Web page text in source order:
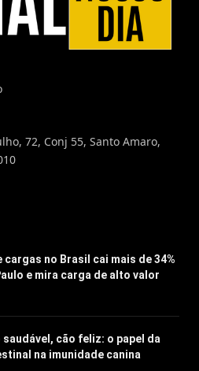
72, Conj 55, Santo Amaro,
cargas no Brasil cai mais de 34%
e mira carga de alto valor
saudável, cão feliz: o papel da
na imunidade canina